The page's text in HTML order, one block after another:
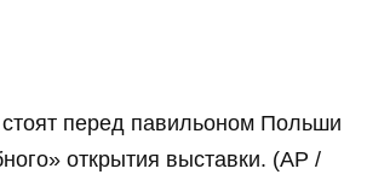
перед павильоном Польши
открытия выставки. (AP /